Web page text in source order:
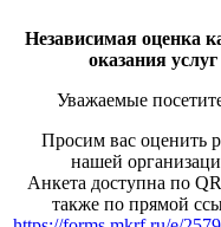
Независимая оценка
оказания услуг
Уважаемые
Просим вас оценить
нашей
Анкета доступна по
также по прямой